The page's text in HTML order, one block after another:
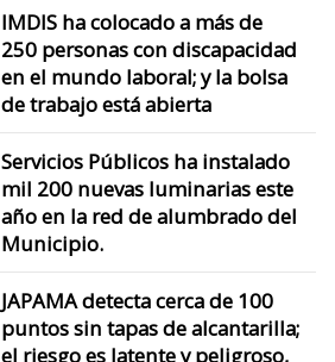
IMDIS ha colocado a más de
250 personas con discapacidad
en el mundo laboral; y la bolsa
de trabajo está abierta
Servicios Públicos ha instalado
mil 200 nuevas luminarias este
año en la red de alumbrado del
Municipio.
JAPAMA detecta cerca de 100
puntos sin tapas de alcantarilla;
el riesgo es latente y peligroso,